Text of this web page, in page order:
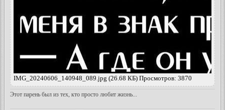
IMG_20240606_140948_089.jpg (26.68 КБ) Просмотров: 3870
Этот парень был из тех, кто просто любит жизнь...